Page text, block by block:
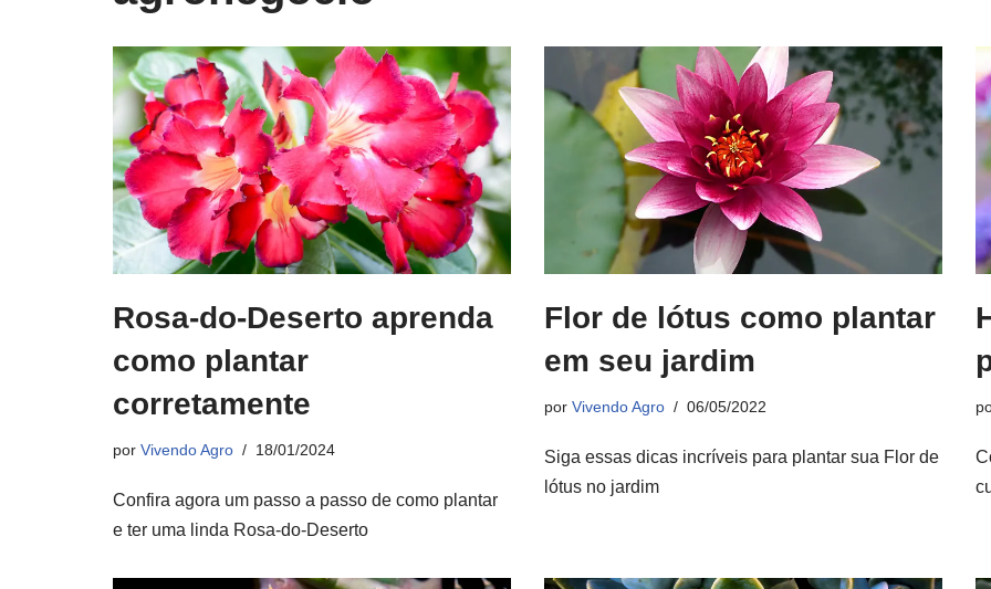
Rosa-do-Deserto aprenda
como plantar
corretamente
por Vivendo Agro 18/01/2024
Confira agora um passo a passo de como plantar
e ter uma linda Rosa-do-Deserto
Flor de lótus como plantar
em seu jardim
por Vivendo Agro 06/05/2022
Siga essas dicas incríveis para plantar sua Flor de
lótus no jardim